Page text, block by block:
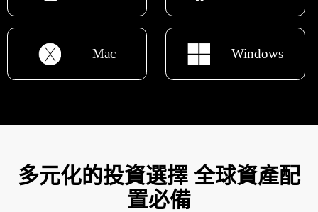
Mac Windows
多元化的投資選擇 全球資產配
置必備